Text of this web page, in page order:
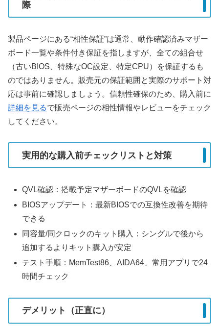
際
製品ページにある“相性保証”は通常、動作確認済みマザー
ボード一覧や条件付き保証を指しますが、全ての組合せ
（古いBIOS、特殊なOC設定、特定CPU）を保証するも
のではありません。販売元の保証範囲と実際のサポート対
応は事前に確認しましょう。信頼性確保のため、購入前に
詳細を見るで販売ページの相性情報やレビューをチェック
してください。
実用的な購入前チェックリストと対策
QVL確認：搭載予定マザーボードのQVLを確認
BIOSアップデート：最新BIOSでの互換性改善を期待
できる
同容量/同クロックのキット購入：シングルで後から
追加するよりキット購入が安定
テスト手順：MemTest86、AIDA64、常用アプリで24
時間チェック
デメリット（正直に）